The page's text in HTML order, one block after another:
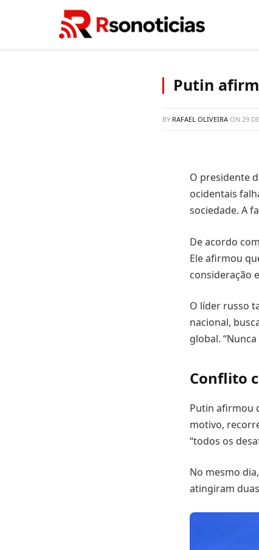
Putin
BY RAFAEL OLIVEIRA ON 29
O presidente
ocidentais
sociedade. A
De acordo
Ele afirmou
consideração
O líder russo
nacional,
global.
Conflito
Putin afirmou
motivo,
“todos os
No mesmo
atingiram